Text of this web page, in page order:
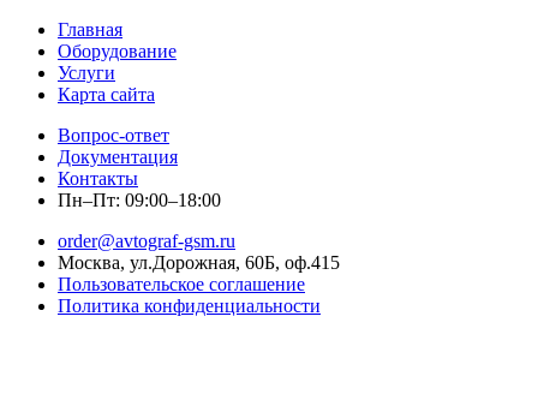
Главная
Оборудование
Услуги
Карта сайта
Вопрос-ответ
Документация
Контакты
Пн–Пт: 09:00–18:00
order@avtograf-gsm.ru
Москва, ул.Дорожная, 60Б, оф.415
Пользовательское соглашение
Политика конфиденциальности